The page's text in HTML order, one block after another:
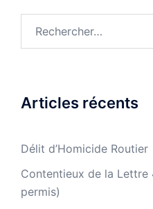
Articles récents
Délit d’Homicide Routier
Contentieux de la Lettre
permis)